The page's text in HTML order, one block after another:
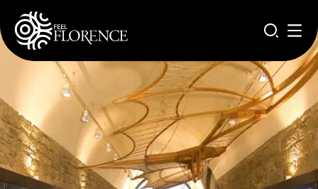
Salta al contenuto principale